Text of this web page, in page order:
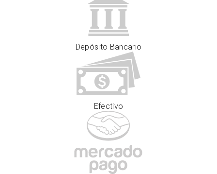
Depósito Bancario
Efectivo